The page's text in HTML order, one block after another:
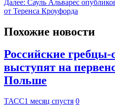
Далее: Сауль Альварес
от Теренса Кроуфорда
Похожие новости
Российские
выступят на
Польше
ТАСС1 месяц спустя 0